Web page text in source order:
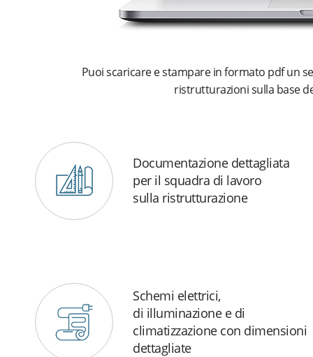
Puoi scaricare e stampare in formato pdf un
ristrutturazioni sulla base
Documentazione dettagliata
per il squadra di lavoro
sulla ristrutturazione
Schemi elettrici,
di illuminazione e di
climatizzazione con dimensioni
dettagliate